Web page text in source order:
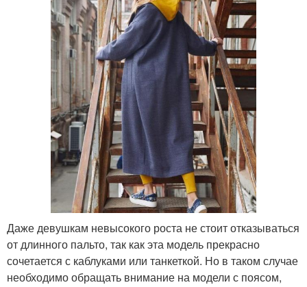
Даже девушкам невысокого роста не стоит отказываться
от длинного пальто, так как эта модель прекрасно
сочетается с каблуками или танкеткой. Но в таком случае
необходимо обращать внимание на модели с поясом,